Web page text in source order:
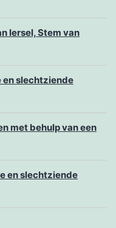
Iersel, Stem van
en slechtziende
met behulp van een
en slechtziende